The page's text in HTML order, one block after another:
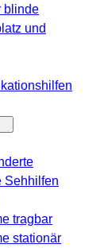
blinde
und
Sehhilfen
tragbar
stationär